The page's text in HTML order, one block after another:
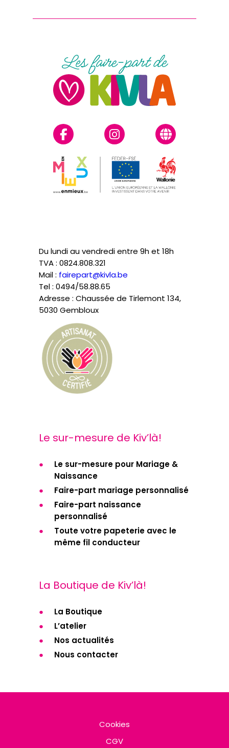
Du lundi au vendredi entre 9h et 18h
TVA : 0824.808.321
Mail : fairepart@kivla.be
Tel : 0494/58.88.65
Adresse : Chaussée de Tirlemont 134,
5030 Gembloux
Le sur-mesure de Kiv’là!
Le sur-mesure pour Mariage &
Naissance
Faire-part mariage personnalisé
Faire-part naissance
personnalisé
Toute votre papeterie avec le
même fil conducteur
La Boutique de Kiv’là!
La Boutique
L’atelier
Nos actualités
Nous contacter
Cookies
CGV